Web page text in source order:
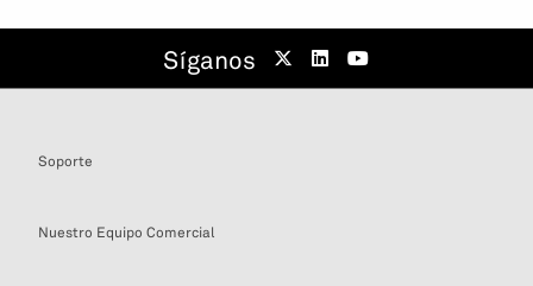
Síganos
Soporte
Nuestro Equipo Comercial